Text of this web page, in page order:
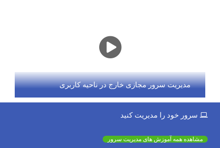
مدیریت سرور مجازی خارج در ناحیه کاربری
سرور خود را مدیریت کنید
مشاهده همه آموزش های مدیریت سرور